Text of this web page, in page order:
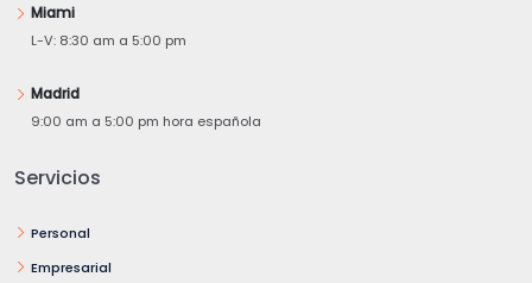
Miami
L-V: 8:30 am a 5:00 pm
Madrid
9:00 am a 5:00 pm hora española
Servicios
Personal
Empresarial